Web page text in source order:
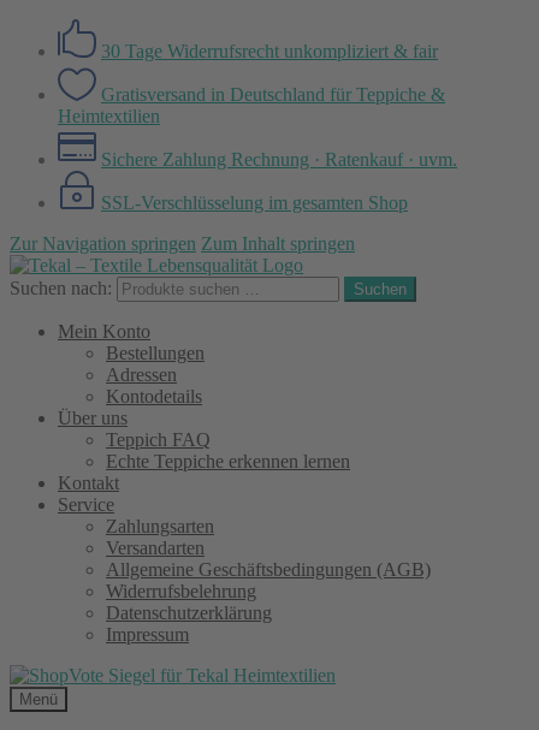
30 Tage Widerrufsrecht unkompliziert & fair
Gratisversand in Deutschland für Teppiche &
Heimtextilien
Sichere Zahlung Rechnung · Ratenkauf · uvm.
SSL-Verschlüsselung im gesamten Shop
Zur Navigation springen Zum Inhalt springen
Suchen nach: Suchen
Mein Konto
Bestellungen
Adressen
Kontodetails
Über uns
Teppich FAQ
Echte Teppiche erkennen lernen
Kontakt
Service
Zahlungsarten
Versandarten
Allgemeine Geschäftsbedingungen (AGB)
Widerrufsbelehrung
Datenschutzerklärung
Impressum
Menü